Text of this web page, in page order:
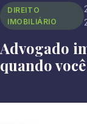
DIREITO
IMOBILIÁRIO
Advogado
quando